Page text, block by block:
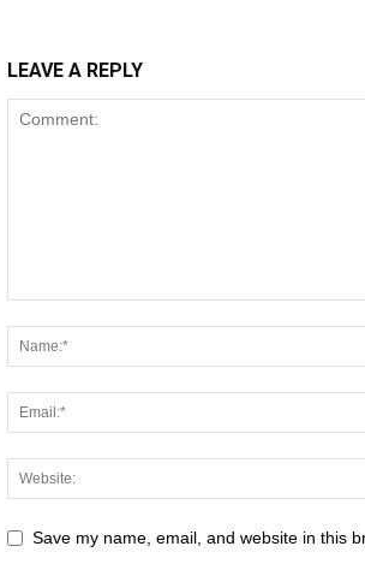
LEAVE A REPLY
Save my name, email, and website in this